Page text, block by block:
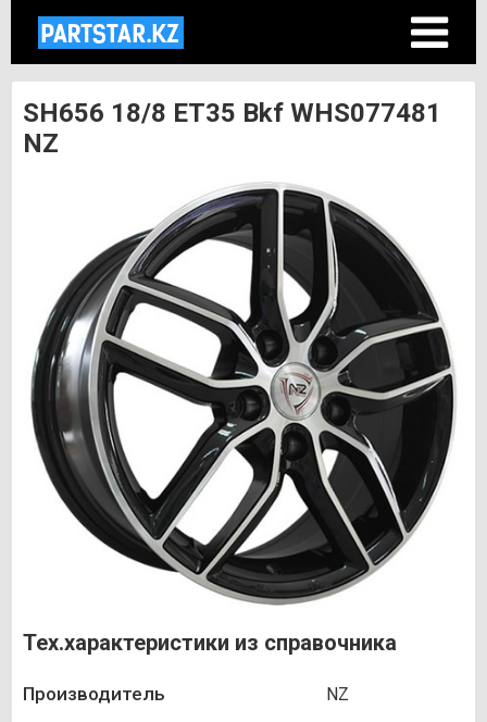
SH656 18/8 ET35 Bkf WHS077481
NZ
Тех.характеристики из справочника
Производитель NZ